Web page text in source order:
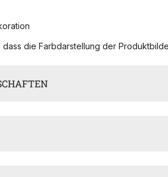
die Farbdarstellung der